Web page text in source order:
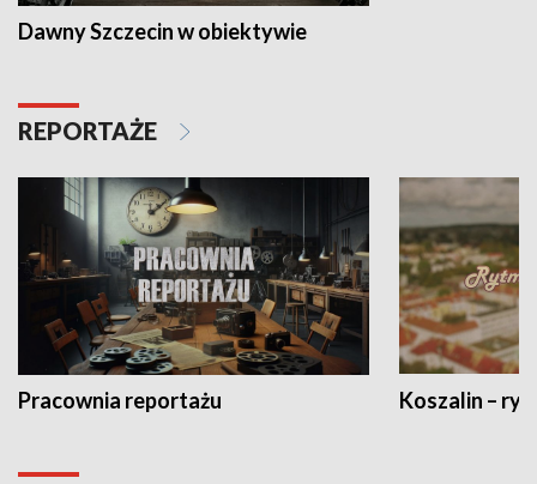
Dawny Szczecin w obiektywie
REPORTAŻE
Pracownia reportażu Koszalin –